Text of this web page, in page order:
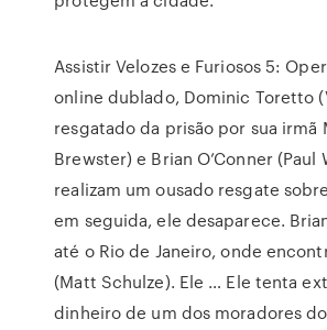
Assistir Velozes e Furiosos 5:
online dublado, Dominic Toretto
resgatado da prisão por sua irmã
Brewster) e Brian O’Conner (Paul
realizam um ousado resgate
em seguida, ele desaparece.
até o Rio de Janeiro, onde
(Matt Schulze). Ele … Ele tenta
dinheiro de um dos moradores